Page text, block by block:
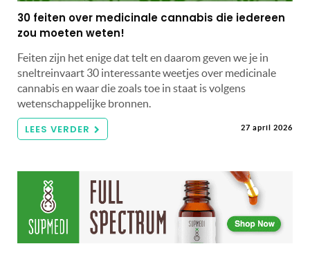
30 feiten over medicinale cannabis die iedereen
zou moeten weten!
Feiten zijn het enige dat telt en daarom geven we je in
sneltreinvaart 30 interessante weetjes over medicinale
cannabis en waar die zoals toe in staat is volgens
wetenschappelijke bronnen.
LEES VERDER 27 april 2026